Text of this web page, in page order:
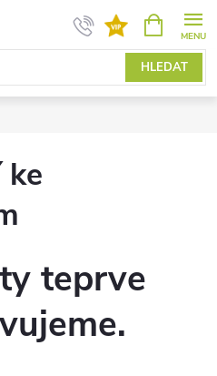
HLEDAT
NÁKUPNÍ
KOŠÍK
ke
teprve